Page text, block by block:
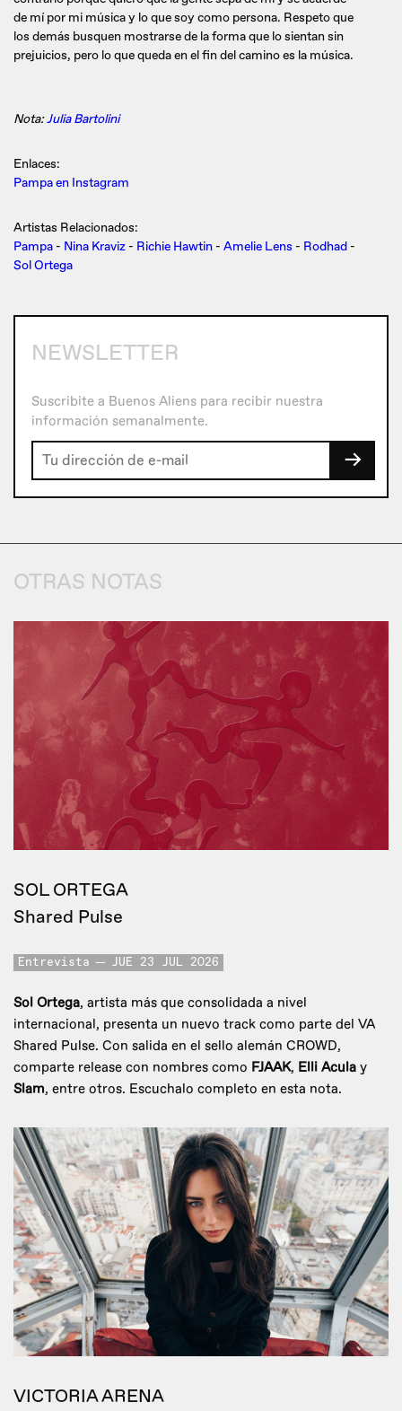
de mí por mi música y lo que soy como persona. Respeto que
los demás busquen mostrarse de la forma que lo sientan sin
prejuicios, pero lo que queda en el fin del camino es la música.
Nota:Julia Bartolini
Enlaces:
Pampa en Instagram
Artistas Relacionados:
Pampa - Nina Kraviz - Richie Hawtin - Amelie Lens - Rodhad -
Sol Ortega
NEWSLETTER
Suscribite a Buenos Aliens para recibir nuestra
información semanalmente.
→
OTRAS NOTAS
SOL ORTEGA
Shared Pulse
Entrevista JUE 23 JUL 2026
Sol Ortega, artista más que consolidada a nivel
internacional, presenta un nuevo track como parte del VA
Shared Pulse. Con salida en el sello alemán CROWD,
comparte release con nombres como FJAAK, Elli Acula y
Slam, entre otros. Escuchalo completo en esta nota.
VICTORIA ARENA